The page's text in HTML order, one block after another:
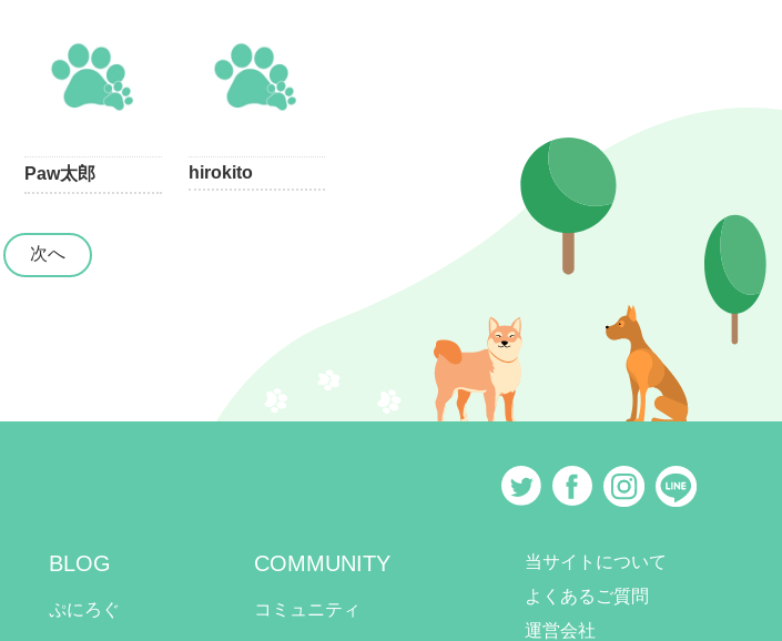
Paw太郎 hirokito
次へ
BLOG
ぷにろぐ
COMMUNITY
コミュニティ
当サイトについて
よくあるご質問
運営会社